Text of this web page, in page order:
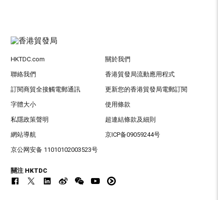
HKTDC.com 關於我們
聯絡我們 香港貿發局流動應用程式
訂閱商貿全接觸電郵通訊 更新您的香港貿發局電郵訂閱
字體大小 使用條款
私隱政策聲明 超連結條款及細則
網站導航 京ICP备09059244号
京公网安备 11010102003523号
關注 HKTDC